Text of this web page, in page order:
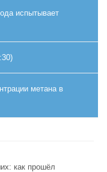
испытывает
метана в
как прошёл